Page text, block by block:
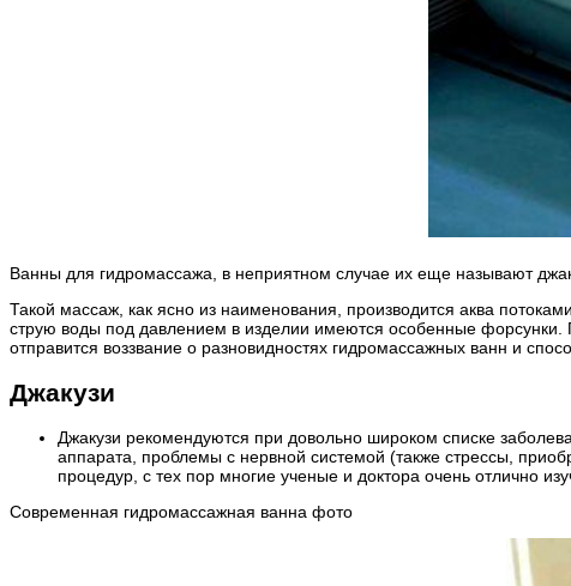
Ванны для гидромассажа, в неприятном случае их еще называют
Такой массаж, как ясно из наименования, производится аква
струю воды под давлением в изделии имеются особенные форсунки.
отправится воззвание о разновидностях гидромассажных ванн и
Джакузи
Джакузи рекомендуются при довольно широком списке
аппарата, проблемы с нервной системой (также стрессы,
процедур, с тех пор многие ученые и доктора очень отлично
Современная гидромассажная ванна фото